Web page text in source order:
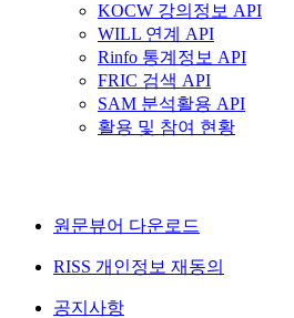
KOCW 강의정보 API
WILL 연계 API
Rinfo 통계정보 API
FRIC 검색 API
SAM 분석활용 API
활용 및 참여 현황
원문뷰어 다운로드
RISS 개인정보 재동의
공지사항